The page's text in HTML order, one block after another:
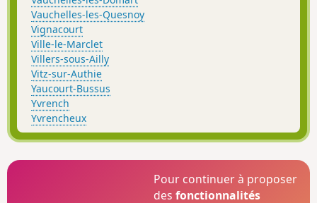
Vauchelles-les-Quesnoy
Vignacourt
Ville-le-Marclet
Villers-sous-Ailly
Vitz-sur-Authie
Yaucourt-Bussus
Yvrench
Yvrencheux
Pour continuer à proposer
desfonctionnalités